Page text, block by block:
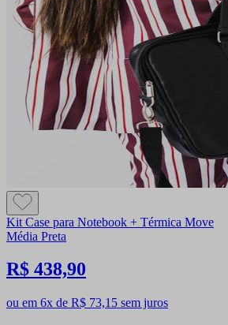
Kit Case para Notebook + Térmica Move
Média Preta
R$ 438,90
ou em 6x de R$ 73,15 sem juros